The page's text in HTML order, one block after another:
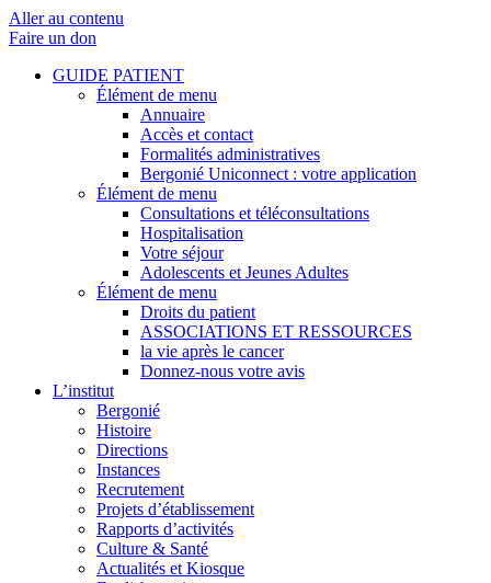
Aller au contenu
Faire un don
GUIDE PATIENT
Élément de menu
Annuaire
Accès et contact
Formalités administratives
Bergonié Uniconnect : votre application
Élément de menu
Consultations et téléconsultations
Hospitalisation
Votre séjour
Adolescents et Jeunes Adultes
Élément de menu
Droits du patient
ASSOCIATIONS ET RESSOURCES
la vie après le cancer
Donnez-nous votre avis
L’institut
Bergonié
Histoire
Directions
Instances
Recrutement
Projets d’établissement
Rapports d’activités
Culture & Santé
Actualités et Kiosque